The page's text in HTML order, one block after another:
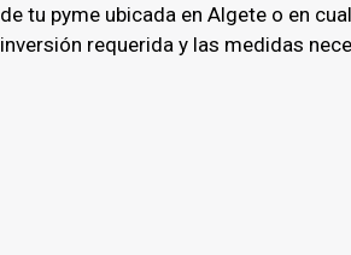
de tu pyme ubicada en Algete o en
inversión requerida y las medidas